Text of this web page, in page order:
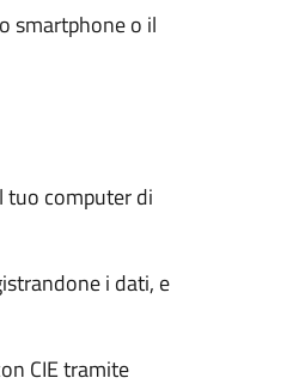
smartphone o il
tuo computer di
i dati, e
CIE tramite